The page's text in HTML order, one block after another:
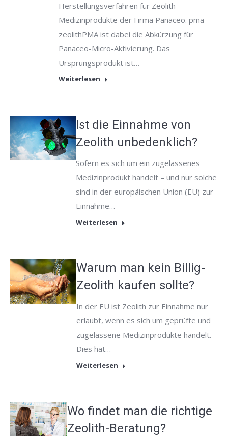
Herstellungsverfahren für Zeolith-
Medizinprodukte der Firma Panaceo. pma-
zeolithPMA ist dabei die Abkürzung für
Panaceo-Micro-Aktivierung. Das
Ursprungsprodukt ist…
Weiterlesen
Ist die Einnahme von
Zeolith unbedenklich?
Sofern es sich um ein zugelassenes
Medizinprodukt handelt – und nur solche
sind in der europäischen Union (EU) zur
Einnahme…
Weiterlesen
Warum man kein Billig-
Zeolith kaufen sollte?
In der EU ist Zeolith zur Einnahme nur
erlaubt, wenn es sich um geprüfte und
zugelassene Medizinprodukte handelt.
Dies hat…
Weiterlesen
Wo findet man die richtige
Zeolith-Beratung?